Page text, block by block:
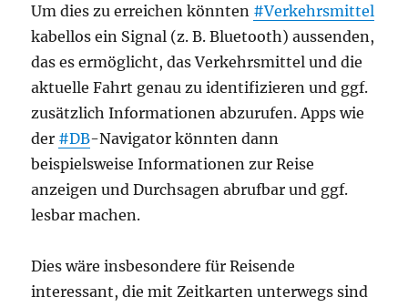
Um dies zu erreichen könnten #Verkehrsmittel
kabellos ein Signal (z. B. Bluetooth) aussenden,
das es ermöglicht, das Verkehrsmittel und die
aktuelle Fahrt genau zu identifizieren und ggf.
zusätzlich Informationen abzurufen. Apps wie
der #DB-Navigator könnten dann
beispielsweise Informationen zur Reise
anzeigen und Durchsagen abrufbar und ggf.
lesbar machen.
Dies wäre insbesondere für Reisende
interessant, die mit Zeitkarten unterwegs sind